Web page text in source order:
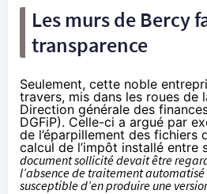
Les murs de Bercy
transparence
Seulement, cette noble
travers, mis dans les roues de
Direction générale des
DGFiP). Celle-ci a argué par
de l’éparpillement des fichiers
calcul de l’impôt installé entre
document sollicité devait être
l’absence de traitement automatisé
susceptible d’en produire une